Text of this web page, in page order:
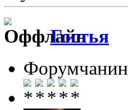
Гостья
Форумчанин